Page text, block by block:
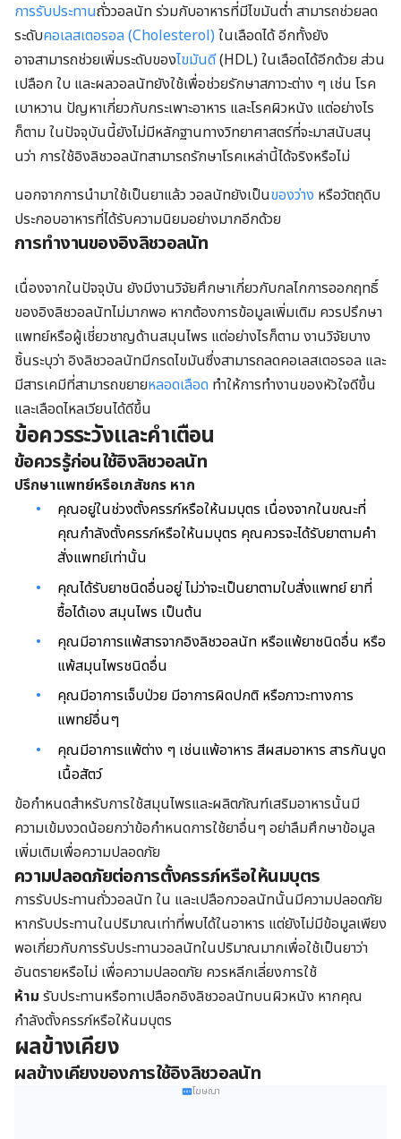
การรับประทานถั่ววอลนัท ร่วมกับอาหารที่มีไขมันต่ำ สามารถช่วยลด
ระดับคอเลสเตอรอล (Cholesterol) ในเลือดได้ อีกทั้งยัง
อาจสามารถช่วยเพิ่มระดับของไขมันดี(HDL) ในเลือดได้อีกด้วย ส่วน
เปลือก ใบ และผลวอลนัทยังใช้เพื่อช่วยรักษาสภาวะต่าง ๆ เช่น โรค
เบาหวาน ปัญหาเกี่ยวกับกระเพาะอาหาร และโรคผิวหนัง แต่อย่างไร
ก็ตาม ในปัจจุบันนี้ยังไม่มีหลักฐานทางวิทยาศาสตร์ที่จะมาสนับสนุ
นว่า การใช้อิงลิชวอลนัทสามารถรักษาโรคเหล่านี้ได้จริงหรือไม่
นอกจากการนำมาใช้เป็นยาแล้ว วอลนัทยังเป็นของว่าง หรือวัตถุดิบ
ประกอบอาหารที่ได้รับความนิยมอย่างมากอีกด้วย
การทำงานของอิงลิชวอลนัท
เนื่องจากในปัจจุบัน ยังมีงานวิจัยศึกษาเกี่ยวกับกลไกการออกฤทธิ์
ของอิงลิชวอลนัทไม่มากพอ หากต้องการข้อมูลเพิ่มเติม ควรปรึกษา
แพทย์หรือผู้เชี่ยวชาญด้านสมุนไพร แต่อย่างไรก็ตาม งานวิจัยบาง
ชิ้นระบุว่า อิงลิชวอลนัทมีกรดไขมันซึ่งสามารถลดคอเลสเตอรอล และ
มีสารเคมีที่สามารถขยายหลอดเลือด ทำให้การทำงานของหัวใจดีขึ้น
และเลือดไหลเวียนได้ดีขึ้น
ข้อควรระวังและคำเตือน
ข้อควรรู้ก่อนใช้อิงลิชวอลนัท
ปรึกษาแพทย์หรึอเภสัชกร หาก
คุณอยู่ในช่วงตั้งครรภ์หรือให้นมบุตร เนื่องจากในขณะที่
คุณกำลังตั้งครรภ์หรือให้นมบุตร คุณควรจะได้รับยาตามคำ
สั่งแพทย์เท่านั้น
คุณได้รับยาชนิดอื่นอยู่ ไม่ว่าจะเป็นยาตามใบสั่งแพทย์ ยาที่
ซื้อได้เอง สมุนไพร เป็นต้น
คุณมีอาการแพ้สารจากอิงลิชวอลนัท หรือแพ้ยาชนิดอื่น หรือ
แพ้สมุนไพรชนิดอื่น
คุณมีอาการเจ็บป่วย มีอาการผิดปกติ หรือภาวะทางการ
แพทย์อื่นๆ
คุณมีอาการแพ้ต่าง ๆ เช่นแพ้อาหาร สีผสมอาหาร สารกันบูด
เนื้อสัตว์
ข้อกำหนดสำหรับการใช้สมุนไพรและผลิตภัณฑ์เสริมอาหารนั้นมี
ความเข้มงวดน้อยกว่าข้อกำหนดการใช้ยาอื่นๆ อย่าลืมศึกษาข้อมูล
เพิ่มเติมเพื่อความปลอดภัย
ความปลอดภัยต่อการตั้งครรภ์หรือให้นมบุตร
การรับประทานถั่ววอลนัท ใน และเปลือกวอลนัทนั้นมีความปลอดภัย
หากรับประทานในปริมาณเท่าที่พบได้ในอาหาร แต่ยังไม่มีข้อมูลเพียง
พอเกี่ยวกับการรับประทานวอลนัทในปริมาณมากเพื่อใช้เป็นยาว่า
อันตรายหรือไม่ เพื่อความปลอดภัย ควรหลีกเลี่ยงการใช้
ห้าม รับประทานหรือทาเปลือกอิงลิชวอลนัทบนผิวหนัง หากคุณ
กำลังตั้งครรภ์หรือให้นมบุตร
ผลข้างเคียง
ผลข้างเคียงของการใช้อิงลิชวอลนัท
โฆษณา